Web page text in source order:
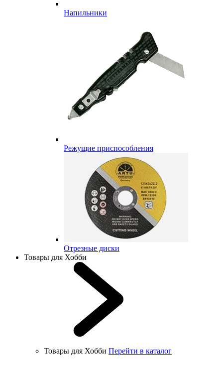
Напильники
Режущие приспособления
Отрезные диски
Товары для Хобби
Товары для Хобби Перейти в каталог